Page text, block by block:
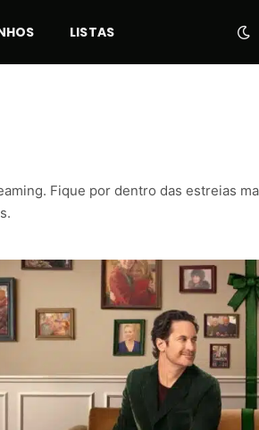
LISTAS
Fique por dentro das estreias